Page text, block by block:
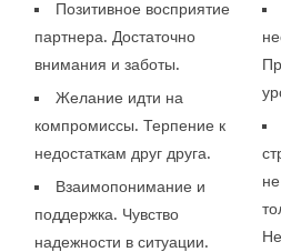
Позитивное восприятие
партнера. Достаточно
внимания и заботы.
Желание идти на
компромиссы. Терпение к
недостаткам друг друга.
Взаимопонимание и
поддержка. Чувство
надежности в ситуации.